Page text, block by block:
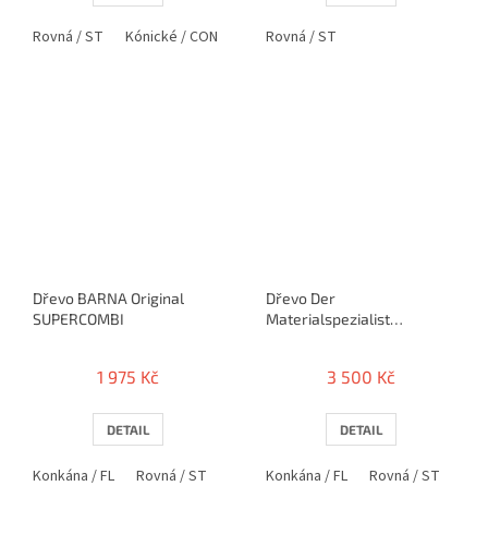
Rovná / ST Kónické / CON Rovná / ST
Dřevo BARNA Original
SUPERCOMBI
1 975 Kč
DETAIL
Konkána / FL Rovná / ST
Dřevo Der
Materialspezialist
3 500 Kč
DETAIL
Konkána / FL Rovná / ST